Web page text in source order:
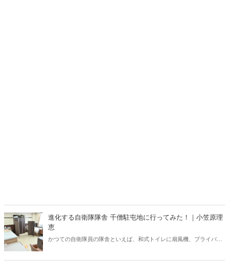
進化する自衛隊隊舎 千僧駐屯地に行ってみた！｜小笠原理
恵
かつての自衛隊員の隊舎といえば、和式トイレに扇風機、プライバシ